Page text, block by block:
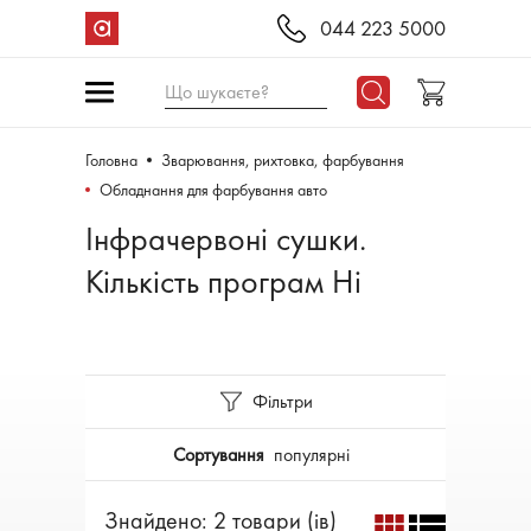
044 223 5000
Що шукаєте?
Головна
Зварювання, рихтовка, фарбування
Обладнання для фарбування авто
Інфрачервоні сушки.
Кількість програм Ні
Фільтри
Сортування популярні
Знайдено: 2 товари (ів)